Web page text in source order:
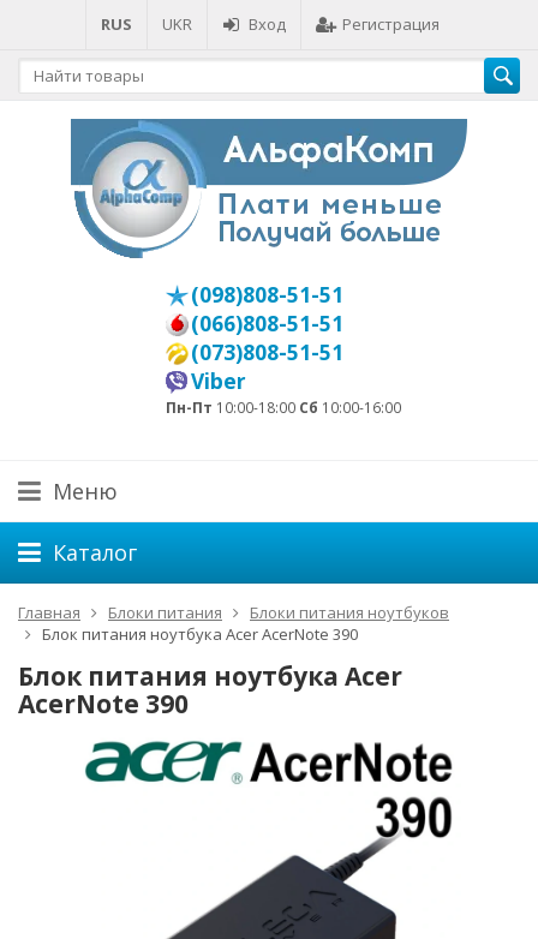
RUS UKR Вход Регистрация
(098)808-51-51
(066)808-51-51
(073)808-51-51
Viber
Пн-Пт 10:00-18:00 Сб 10:00-16:00
Меню
Каталог
Главная Блоки питания
Блоки питания ноутбуков
Блок питания ноутбука Acer AcerNote 390
Блок питания ноутбука Acer
AcerNote 390